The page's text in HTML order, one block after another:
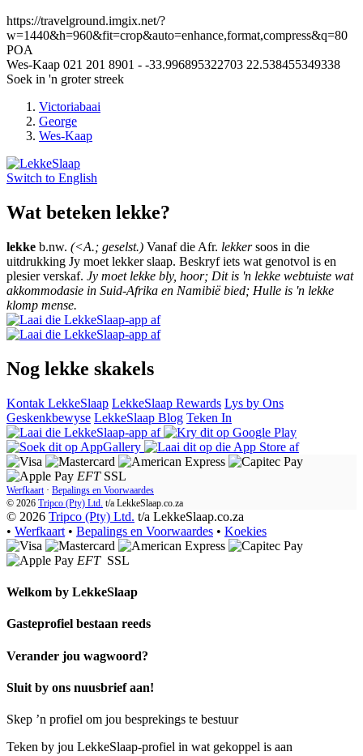
https://travelground.imgix.net/?
w=1440&h=960&fit=crop&auto=enhance,format,compress&q=80
POA
Wes-Kaap 021 201 8901 - -33.996895322703 22.538455349338
Soek in 'n groter streek
Victoriabaai
George
Wes-Kaap
Switch to English
Wat beteken lekke?
lekke b.nw. (<A.; geselst.) Vanaf die Afr. lekkersoos in die
uitdrukking Jy moet lekker slaap. Beskryf iets wat genotvol is en
plesier verskaf. Jy moet lekke bly, hoor; Dit is 'n lekke webtuiste wat
akkommodasie in Suid-Afrika en Namibië bied; Hulle is 'n lekke
klomp mense.
Nog lekke skakels
Kontak LekkeSlaap LekkeSlaap Rewards Lys by Ons
Geskenkbewyse LekkeSlaap Blog Teken In
EFT SSL
Werfkaart · Bepalings en Voorwaardes
© 2026 Tripco (Pty) Ltd. t/a LekkeSlaap.co.za
© 2026 Tripco (Pty) Ltd. t/a LekkeSlaap.co.za
• Werfkaart • Bepalings en Voorwaardes • Koekies
EFT SSL
Welkom by LekkeSlaap
Gasteprofiel bestaan ​​reeds
Verander jou wagwoord?
Sluit by ons nuusbrief aan!
Skep ’n profiel om jou besprekings te bestuur
Teken by jou LekkeSlaap-profiel in wat gekoppel is aan